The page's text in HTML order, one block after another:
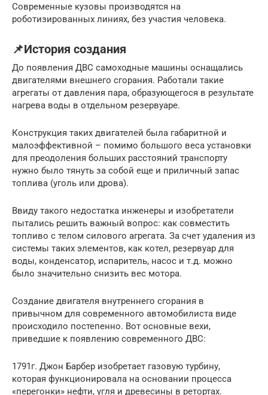
Современные кузовы производятся на
роботизированных линиях, без участия человека.
📌История создания
До появления ДВС самоходные машины оснащались
двигателями внешнего сгорания. Работали такие
агрегаты от давления пара, образующегося в результате
нагрева воды в отдельном резервуаре.
Конструкция таких двигателей была габаритной и
малоэффективной – помимо большого веса установки
для преодоления больших расстояний транспорту
нужно было тянуть за собой еще и приличный запас
топлива (уголь или дрова).
Ввиду такого недостатка инженеры и изобретатели
пытались решить важный вопрос: как совместить
топливо с телом силового агрегата. За счет удаления из
системы таких элементов, как котел, резервуар для
воды, конденсатор, испаритель, насос и т.д. можно
было значительно снизить вес мотора.
Создание двигателя внутреннего сгорания в
привычном для современного автомобилиста виде
происходило постепенно. Вот основные вехи,
приведшие к появлению современного ДВС:
1791г. Джон Барбер изобретает газовую турбину,
которая функционировала на основании процесса
«перегонки» нефти, угля и древесины в ретортах.